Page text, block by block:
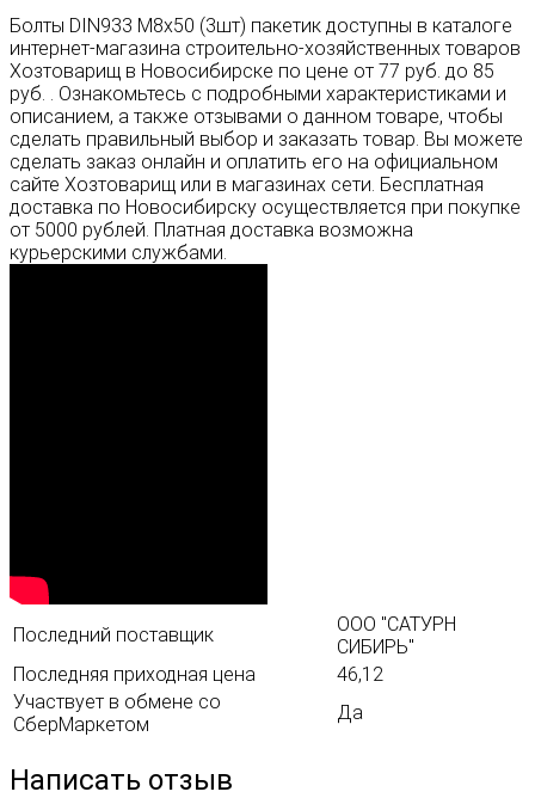
Болты DIN933 M8х50 (3шт) пакетик доступны в каталоге
интернет-магазина строительно-хозяйственных товаров
Хозтоварищ в Новосибирске по цене от 77 руб. до 85
руб. . Ознакомьтесь с подробными характеристиками и
описанием, а также отзывами о данном товаре, чтобы
сделать правильный выбор и заказать товар. Вы можете
сделать заказ онлайн и оплатить его на официальном
сайте Хозтоварищ или в магазинах сети. Бесплатная
доставка по Новосибирску осуществляется при покупке
от 5000 рублей. Платная доставка возможна
курьерскими службами.
Последний поставщик
ООО "САТУРН
СИБИРЬ"
Последняя приходная цена
46,12
Участвует в обмене со
СберМаркетом
Да
Написать отзыв